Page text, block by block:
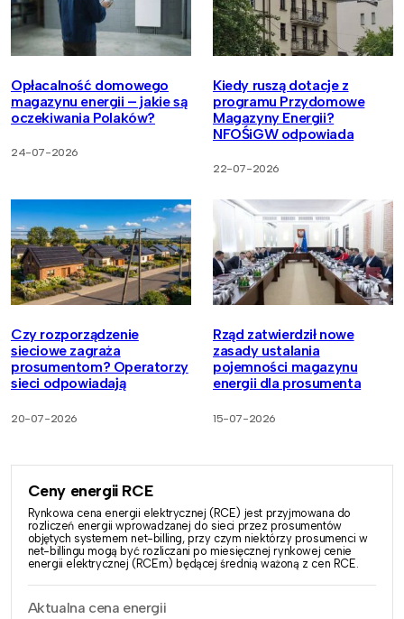
Opłacalność domowego
magazynu energii – jakie są
oczekiwania Polaków?
24-07-2026
Kiedy ruszą dotacje z
programu Przydomowe
Magazyny Energii?
NFOŚiGW odpowiada
22-07-2026
Czy rozporządzenie
sieciowe zagraża
prosumentom? Operatorzy
sieci odpowiadają
20-07-2026
Rząd zatwierdził nowe
zasady ustalania
pojemności magazynu
energii dla prosumenta
15-07-2026
Ceny energii RCE
Rynkowa cena energii elektrycznej (RCE) jest przyjmowana do
rozliczeń energii wprowadzanej do sieci przez prosumentów
objętych systemem net-billing, przy czym niektórzy prosumenci w
net-billingu mogą być rozliczani po miesięcznej rynkowej cenie
energii elektrycznej (RCEm) będącej średnią ważoną z cen RCE.
Aktualna cena energii